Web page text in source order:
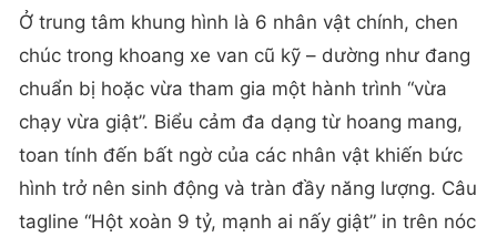
Ở trung tâm khung hình là 6 nhân vật chính, chen
chúc trong khoang xe van cũ kỹ – dường như đang
chuẩn bị hoặc vừa tham gia một hành trình “vừa
chạy vừa giật”. Biểu cảm đa dạng từ hoang mang,
toan tính đến bất ngờ của các nhân vật khiến bức
hình trở nên sinh động và tràn đầy năng lượng. Câu
tagline “Hột xoàn 9 tỷ, mạnh ai nấy giật” in trên nóc